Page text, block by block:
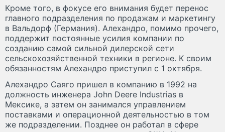
Кроме того, в фокусе его внимания будет перенос
главного подразделения по продажам и маркетингу
в Вальдорф (Германия). Алехандро, помимо прочего,
поддержит постоянные усилия компании по
созданию самой сильной дилерской сети
сельскохозяйственной техники в регионе. К своим
обязанностям Алехандро приступил с 1 октября.
Алехандро Саяго пришел в компанию в 1992 на
должность инженера John Deere Industrias в
Мексике, а затем он занимался управлением
поставками и операционной деятельностью в том
же подразделении. Позднее он работал в сфере